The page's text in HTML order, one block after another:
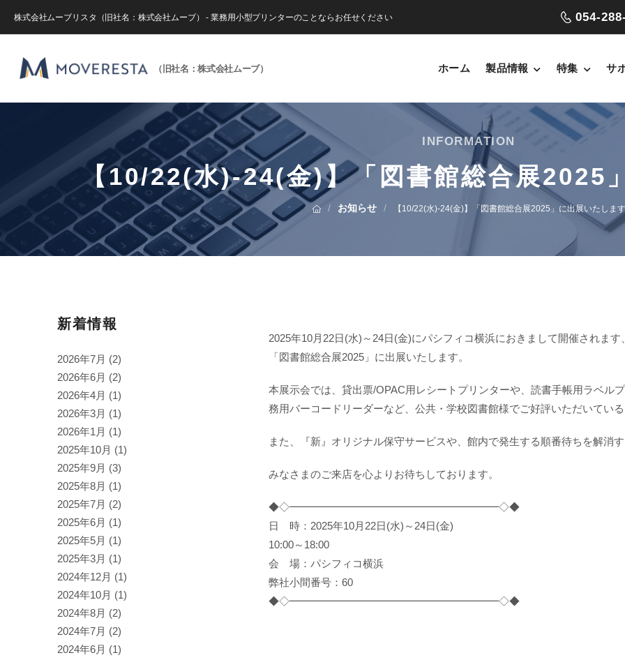
株式会社ムーブリスタ（旧社名：株式会社ムーブ） - 業務用小型プリンターのことならお任せください 054-
（旧社名：株式会社ムーブ） ホーム 製品情報 特集 サ
INFORMATION
【10/22(水)-24(金)】「図書館総合展2025
/ お知らせ / 【10/22(水)-24(金)】「図書館総合展2025」に出展いたします
新着情報
2026年7月 (2)
2026年6月 (2)
2026年4月 (1)
2026年3月 (1)
2026年1月 (1)
2025年10月 (1)
2025年9月 (3)
2025年8月 (1)
2025年7月 (2)
2025年6月 (1)
2025年5月 (1)
2025年3月 (1)
2024年12月 (1)
2024年10月 (1)
2024年8月 (2)
2024年7月 (2)
2024年6月 (1)
2025年10月22日(水)～24日(金)にパシフィコ横浜におきまして開催されます
「図書館総合展2025」に出展いたします。
本展示会では、貸出票/OPAC用レシートプリンターや、読書手帳用ラベル
務用バーコードリーダーなど、​​​​公共・学校図書館様でご好評いただいてい
また、『新』オリジナル保守サービスや、館内で発生する順番待ちを解消
みなさまのご来店を心よりお待ちしております。
◆◇━━━━━━━━━━━━━━━━━━━━◇◆
日 時：2025年10月22日(水)～24日(金)
10:00～18:00
会 場：パシフィコ横浜
弊社小間番号：60
◆◇━━━━━━━━━━━━━━━━━━━━◇◆